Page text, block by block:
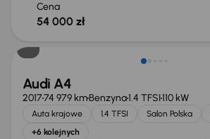
Cena
54 000 zł
Audi A4
201774 979 kmBenzyna1.4 TFSI110 kW
Auta krajowe 1.4 TFSI Salon Polska
+6 kolejnych